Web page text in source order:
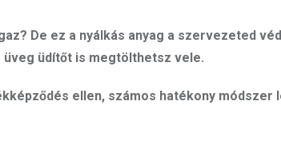
De ez a nyálkás anyag a szervezeted
üdítőt is megtölthetsz vele.
ellen, számos hatékony